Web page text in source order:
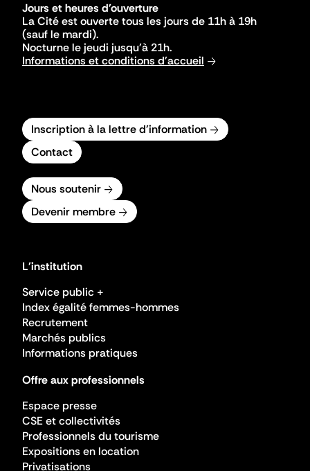
Jours et heures d'ouverture
La Cité est ouverte tous les jours de 11h à 19h
(sauf le mardi).
Nocturne le jeudi jusqu'à 21h.
Informations et conditions d'accueil
Inscription à la lettre d'information
Contact
Nous soutenir
Devenir membre
L'institution
Service public +
Index égalité femmes-hommes
Recrutement
Marchés publics
Informations pratiques
Offre aux professionnels
Espace presse
CSE et collectivités
Professionnels du tourisme
Expositions en location
Privatisations